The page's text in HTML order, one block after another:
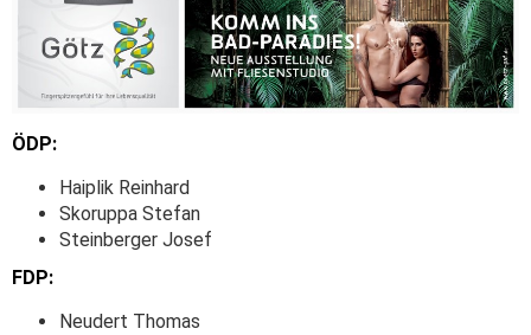
ÖDP:
Haiplik Reinhard
Skoruppa Stefan
Steinberger Josef
FDP:
Neudert Thomas